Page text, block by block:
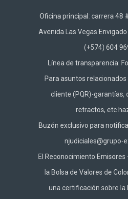
Oficina principal: carrera 48
Avenida Las Vegas
(+574) 604
Línea de transparencia:
Para asuntos relacionados
cliente (PQR)-garantías,
retractos, etc
Buzón exclusivo para
njudiciales@grupo-
El Reconocimiento
la Bolsa de Valores de
una certificación sobre la